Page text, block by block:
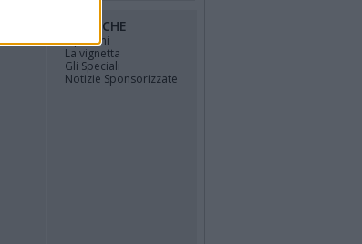
RUBRICHE
Opinioni
La vignetta
Gli Speciali
Notizie Sponsorizzate